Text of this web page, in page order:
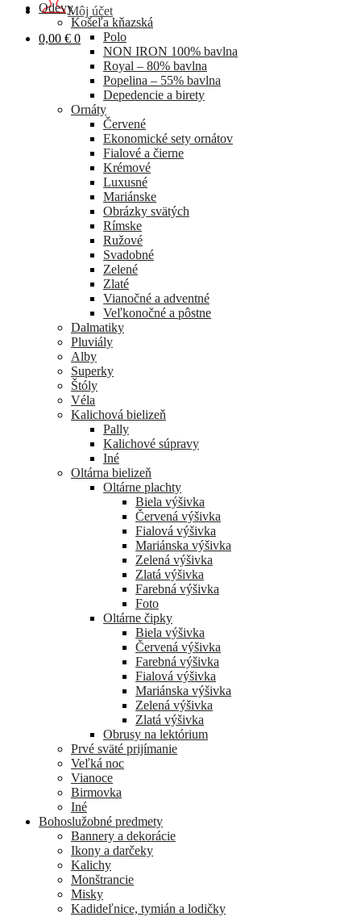
Môj účet
0,00 € 0
Odevy
Košeľa kňazská
Polo
NON IRON 100% bavlna
Royal – 80% bavlna
Popelina – 55% bavlna
Depedencie a birety
Ornáty
Červené
Ekonomické sety ornátov
Fialové a čierne
Krémové
Luxusné
Mariánske
Obrázky svätých
Rímske
Ružové
Svadobné
Zelené
Zlaté
Vianočné a adventné
Veľkonočné a pôstne
Dalmatiky
Pluviály
Alby
Superky
Štóly
Véla
Kalichová bielizeň
Pally
Kalichové súpravy
Iné
Oltárna bielizeň
Oltárne plachty
Biela výšivka
Červená výšivka
Fialová výšivka
Mariánska výšivka
Zelená výšivka
Zlatá výšivka
Farebná výšivka
Foto
Oltárne čipky
Biela výšivka
Červená výšivka
Farebná výšivka
Fialová výšivka
Mariánska výšivka
Zelená výšivka
Zlatá výšivka
Obrusy na lektórium
Prvé sväté prijímanie
Veľká noc
Vianoce
Birmovka
Iné
Bohoslužobné predmety
Bannery a dekorácie
Ikony a darčeky
Kalichy
Monštrancie
Misky
Kadideľnice, tymián a lodičky